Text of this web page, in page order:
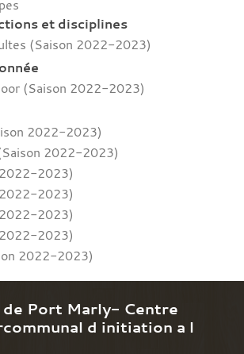
et disciplines
(Saison 2022-2023)
(Saison 2022-2023)
2022-2023)
2022-2023)
2023)
2023)
2023)
2023)
2022-2023)
de Port Marly- Centre
d initiation a l